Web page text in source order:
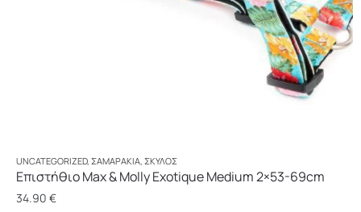
UNCATEGORIZED, ΣΑΜΑΡΆΚΙΑ, ΣΚΎΛΟΣ
Επιστήθιο Max & Molly Exotique Medium 2×53-69cm
34.90 €